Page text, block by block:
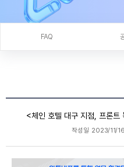
FAQ
<체인 호텔 대구 지점, 프론트
작성일 2023/11/